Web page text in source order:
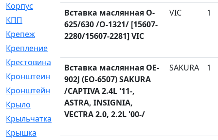
Корпус
[41]
КПП
[70]
Крепеж
[4]
Крепление
Крестовина
Кронштеин
[1]
Кронштейн
[59]
Крыло
[285]
Крыльчатка
[17]
Крышка
[151]
Вставка маслянная O-
625/630 /O-1321/ [15607-
2280/15607-2281] VIC
VIC 1
Вставка маслянная OE-
902J (EO-6507) SAKURA
/CAPTIVA 2.4L '11-,
ASTRA, INSIGNIA,
VECTRA 2.0, 2.2L '00-/
SAKURA 1